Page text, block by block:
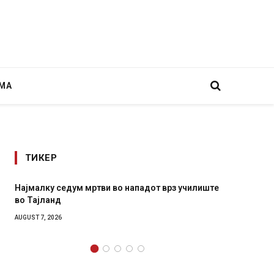
ТИКЕР
врз училиште
СОЗИС: Украинците повеќе им